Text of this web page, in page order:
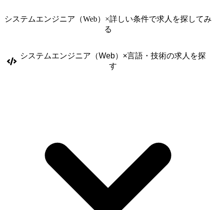
より当社業務全般に変更の可能性があります。 ●技術スタック ・Main
development languages: Java, Python, JavaScript, TypeScript, Kotlin, Delphi,
Microsoft Azure, Oracle Cloud Infrastructure ・CI/CD: GitHub Actions,
Jenkins, GitLab CI, AWS CodeBuild ・Build automation tools: Gradle,
MUI, Vuetify, Bootstrap, jQuery ・AI tool: Devin, GitHub Copilot, Gemini
アセットビルド基盤の構築、運用、最適化、技術向上 - 通信基盤や課金
基盤などのライブラリ開発、改良 - iOS/Androidなどのプラットフォーム
コスト化の提案、実現 - パフォーマンスチューニング 開発体制 LDX専任
メンバーと、各プロジェクトから職務領域の近いメンバーが連携し、開
システムエンジニア（Web） ×詳しい条件で求人を探してみ
る
システムエンジニア（Web） ×言語・技術の求人を探
す